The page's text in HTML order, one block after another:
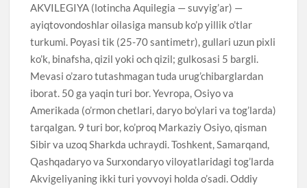
AKVILEGIYA (lotincha Aquilegia — suvyig’ar) —
ayiqtovondoshlar oilasiga mansub ko’p yillik o’tlar
turkumi. Poyasi tik (25-70 santimetr), gullari uzun pixli
ko’k, binafsha, qizil yoki och qizil; gulkosasi 5 bargli.
Mevasi o’zaro tutashmagan tuda urug’chibarglardan
iborat. 50 ga yaqin turi bor. Yevropa, Osiyo va
Amerikada (o’rmon chetlari, daryo bo’ylari va tog’larda)
tarqalgan. 9 turi bor, ko’proq Markaziy Osiyo, qisman
Sibir va uzoq Sharkda uchraydi. Toshkent, Samarqand,
Qashqadaryo va Surxondaryo viloyatlaridagi tog’larda
Akvigeliyaning ikki turi yovvoyi holda o’sadi. Oddiy